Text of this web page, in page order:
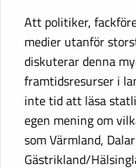
Att politiker,
medier utanför
diskuterar denna
framtidsresurser i
inte tid att läsa
egen mening om
som Värmland,
Gästrikland/